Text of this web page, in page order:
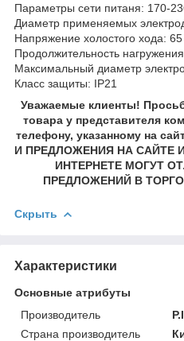
Параметры сети питаня: 170-
Диаметр применяемых
Напряжение холостого хода:
Продолжительность
Максимальный диаметр
Класс защиты: IP21
Уважаемые клиенты!
товара у представителя
телефону, указанному на
И ПРЕДЛОЖЕНИЯ НА САЙТЕ
ИНТЕРНЕТЕ МОГУТ
ПРЕДЛОЖЕНИЙ В
Скрыть
Характеристики
Основные атрибуты
Производитель
Страна производитель